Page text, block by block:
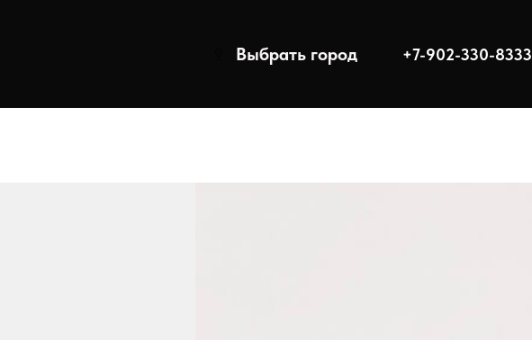
Выбрать город +7-902-330-8333